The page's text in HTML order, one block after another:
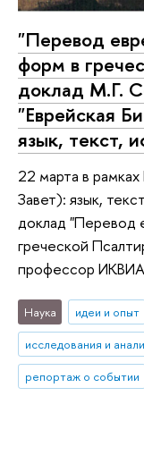
"Перевод
форм в
доклад М.Г.
"Еврейская
язык, текст,
22 марта в
Завет): язык,
доклад "Перевод
греческой
профессор
Наука идеи и опыт
исследования и
репортаж о событии